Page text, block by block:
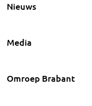
Nieuws
Media
Omroep Brabant